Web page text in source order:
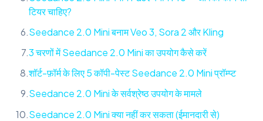
टियर चाहिए?
Seedance 2.0 Mini बनाम Veo 3, Sora 2 और Kling
3 चरणों में Seedance 2.0 Mini का उपयोग कैसे करें
शॉर्ट-फ़ॉर्म के लिए 5 कॉपी-पेस्ट Seedance 2.0 Mini प्रॉम्प्ट
Seedance 2.0 Mini के सर्वश्रेष्ठ उपयोग के मामले
Seedance 2.0 Mini क्या नहीं कर सकता (ईमानदारी से)